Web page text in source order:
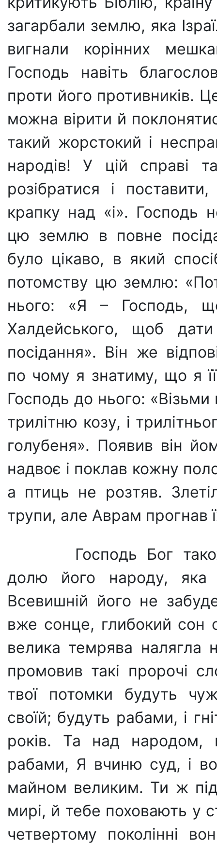
загарбали землю, яка
вигнали корінних
Господь навіть
проти його противників.
можна вірити й
такий жорстокий і
народів! У цій справі
розібратися і
крапку над «і». Господь
цю землю в повне
було цікаво, в який
потомству цю землю:
нього: «Я – Господь,
Халдейського, щоб
посідання». Він же
по чому я знатиму, що я
Господь до нього: «Візьми
трилітню козу, і
голубеня». Появив він
надвоє і поклав кожну
а птиць не розтяв.
трупи, але Аврам прогнав
Господь Бог
долю його народу, яка
Всевишній його не
вже сонце, глибокий сон
велика темрява налягла
промовив такі пророчі
твої потомки будуть
своїй; будуть рабами, і
років. Та над народом,
рабами, Я вчиню суд, і
майном великим. Ти ж
мирі, й тебе поховають у
четвертому поколінні